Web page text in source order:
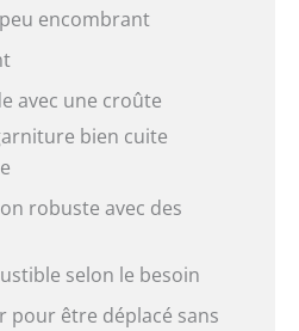
encombrant
avec une croûte
bien cuite
robuste avec des
selon le besoin
être déplacé sans